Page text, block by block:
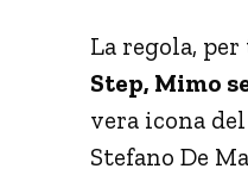
La regola,
Step, Mimo
vera icona
Stefano De